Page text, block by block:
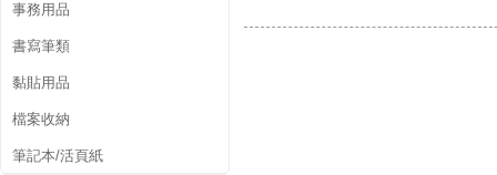
事務用品
書寫筆類
黏貼用品
檔案收納
筆記本/活頁紙